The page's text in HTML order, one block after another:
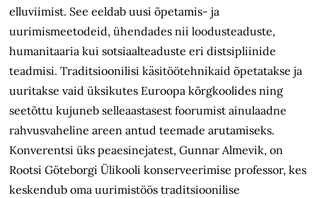
elluviimist. See eeldab uusi õpetamis- ja
uurimismeetodeid, ühendades nii loodusteaduste,
humanitaaria kui sotsiaalteaduste eri distsipliinide
teadmisi. Traditsioonilisi käsitöötehnikaid õpetatakse ja
uuritakse vaid üksikutes Euroopa kõrgkoolides ning
seetõttu kujuneb selleaastasest foorumist ainulaadne
rahvusvaheline areen antud teemade arutamiseks.
Konverentsi üks peaesinejatest, Gunnar Almevik, on
Rootsi Göteborgi Ülikooli konserveerimise professor, kes
keskendub oma uurimistöös traditsioonilise